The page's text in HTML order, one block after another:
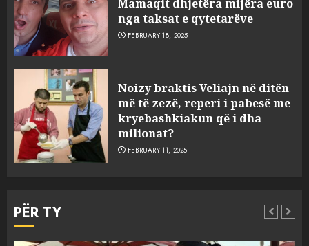
Mamaqit dhjetëra mijëra euro
nga taksat e qytetarëve
FEBRUARY 18, 2025
Noizy braktis Veliajn në ditën
më të zezë, reperi i pabesë me
kryebashkiakun që i dha
milionat?
FEBRUARY 11, 2025
PËR TY
3
sulmuan “One Albania”,
ngjarja u fsheh. A u vodhën
serverat?
MARCH 25, 2025
MARCH 25, 2025